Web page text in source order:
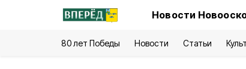
Новости
80 лет Победы Новости Статьи